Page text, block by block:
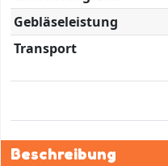
Gebläseleistung
Transport
Beschreibung